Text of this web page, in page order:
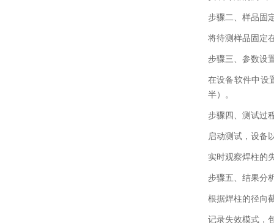
步骤二、 样品固
将待测样品固定
步骤三、 参数设
在设备软件中设
半）。
步骤四、 测试过
启动测试，设备
实时观察焊柱的
步骤五、 结果分
根据焊柱的径向
记录失效模式，